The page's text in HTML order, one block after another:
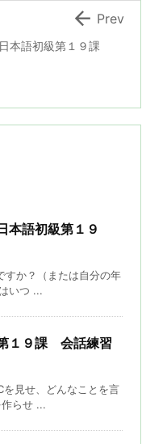
本語初級第１９課
 Prev
本語初級第１９
すか？（または自分の年
いつ ...
１９課 会話練習
を見せ、どんなことを言
らせ ...